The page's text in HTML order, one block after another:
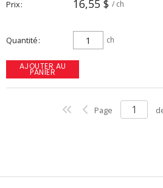
Prix 16,55 $ / ch
Quantité ch
AJOUTER AU
PANIER
Page